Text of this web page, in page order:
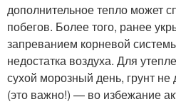
дополнительное тепло может
побегов. Более того, ранее
запреванием корневой
недостатка воздуха. Для
сухой морозный день, грунт
(это важно!) — во избежание